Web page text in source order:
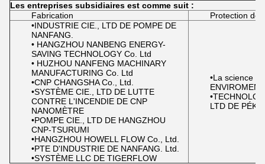
Les entreprises subsidiaires est comme suit :
Fabrication
Protection de
•INDUSTRIE CIE., LTD DE POMPE DE
NANFANG.
• HANGZHOU NANBENG ENERGY-
SAVING TECHNOLOGY Co. Ltd
• HUZHOU NANFENG MACHINARY
MANUFACTURING Co. Ltd
•CNP CHANGSHA Co., Ltd.
•SYSTÈME CIE., LTD DE LUTTE
CONTRE L'INCENDIE DE CNP
NANOMÈTRE
•POMPE CIE., LTD DE HANGZHOU
CNP-TSURUMI
•HANGZHOU HOWELL FLOW Co., Ltd.
•PTE D'INDUSTRIE DE NANFANG. Ltd.
•SYSTÈME LLC DE TIGERFLOW
•La science
LTD DE